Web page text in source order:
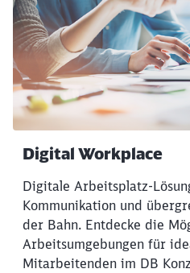
Digital Workplace
Digitale Arbeitsplatz-
Kommunikation und
der Bahn. Entdecke die
Arbeitsumgebungen für
Mitarbeitenden im DB